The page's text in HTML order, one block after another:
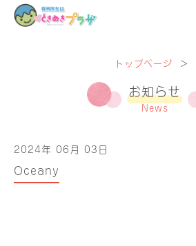
トップページ ＞
お知らせ
News
2024年 06月 03日
Oceany